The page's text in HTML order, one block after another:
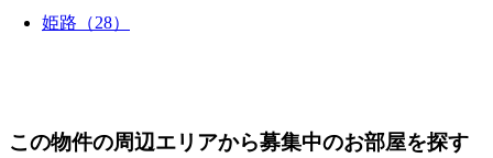
姫路（28）
この物件の周辺エリアから募集中のお部屋を探す